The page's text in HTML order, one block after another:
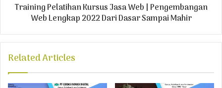
Training Pelatihan Kursus Jasa Web | Pengembangan
Web Lengkap 2022 Dari Dasar Sampai Mahir
Related Articles